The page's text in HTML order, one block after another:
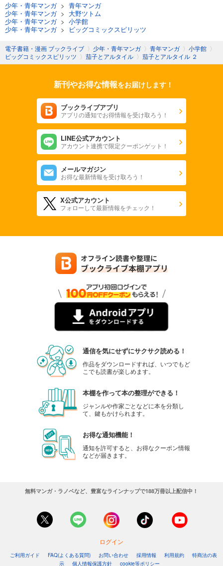
少年・青年マンガ> 青年マンガ
少年・青年マンガ> 大野ツトム
少年・青年マンガ> 小学館
少年・青年マンガ> ビッグコミックスピリッツ
電子書籍・漫画 ブックライブ 〉 少年・青年マンガ 〉 青年マンガ 〉 小学館 〉
ビッグコミックスピリッツ 〉 茄子とアルタイル 〉 茄子とアルタイル ２
新刊やお得な情報をお届けします！
ブックライブアプリ
アプリの通知でお得情報を受け取ろう！
LINE公式アカウント
アカウント連携で限定クーポンゲット！
メールマガジン
お得な最新情報を受け取ろう！
X公式アカウント
フォローして最新情報をチェック！
通信を気にせずにサクサク読める！
作品をダウンロードすれば、いつでもど
こでも読書が楽しめます。
本棚を作って本の整理ができる！
ジャンルや作家ごとなどに本を分類し
て、鍵もかけられます。
お得な通知機能！
通知を許可すると、お得なクーポン情報
などが届きます。
無料マンガ・ラノベなど、豊富なラインナップで188万冊以上配信中！
ログイン
ご利用ガイド FAQ(よくある質問) お問い合わせ 採用情報 利用規約
特商法の表
示
個人情報保護方針 cookie等ポリシー